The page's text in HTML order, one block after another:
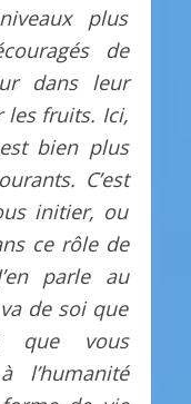
plus
de
dans leur
les fruits. Ici,
bien plus
C’est
initier, ou
ce rôle de
parle au
de soi que
que vous
l’humanité